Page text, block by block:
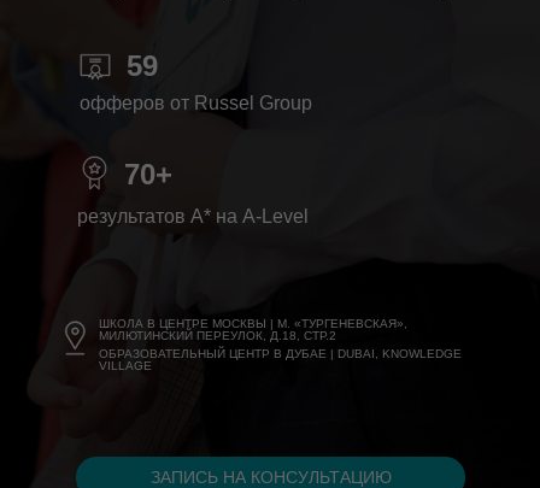
ЗАПИСЬ НА КОНСУЛЬТАЦИЮ
офферов от Russel Group
результатов A* на A-Level
ШКОЛА В ЦЕНТРЕ МОСКВЫ | М. «ТУРГЕНЕВСКАЯ»,
МИЛЮТИНСКИЙ ПЕРЕУЛОК, Д.18, СТР.2
ОБРАЗОВАТЕЛЬНЫЙ ЦЕНТР В ДУБАЕ | DUBAI, KNOWLEDGE
VILLAGE
59
70+